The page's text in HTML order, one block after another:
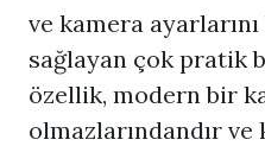
ve kamera
sağlayan çok pratik
özellik, modern bir
olmazlarındandır ve